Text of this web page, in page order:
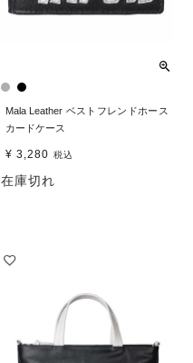
Mala Leather ベストフレンドホース
カードケース
¥ 3,280 税込
在庫切れ